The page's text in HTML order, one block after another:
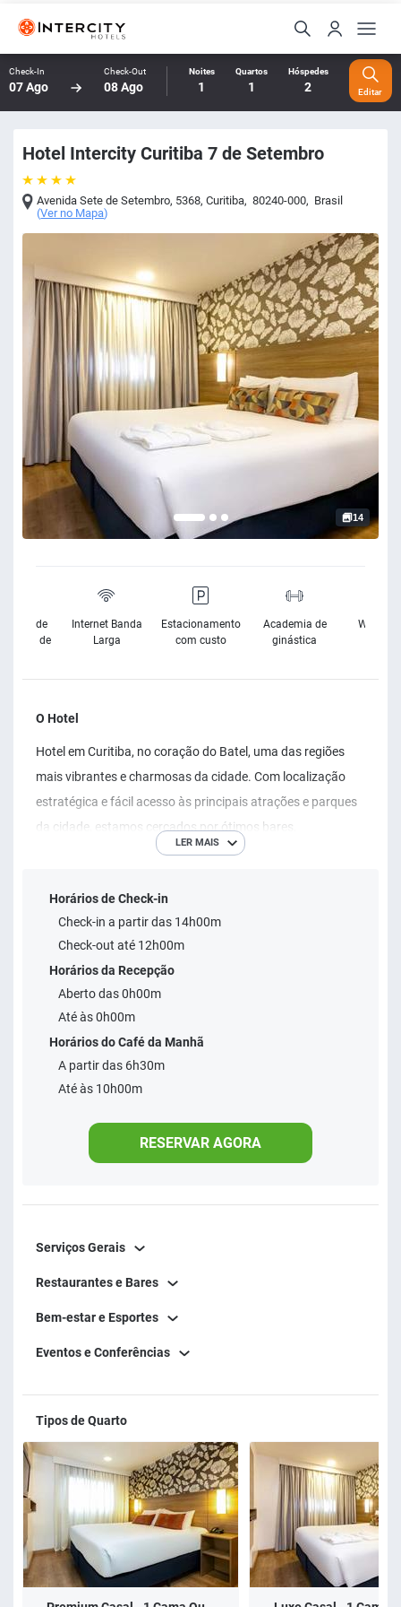
Check-In
07 Ago
Check-Out
08 Ago
Noites
1
Quartos
1
Hóspedes
2 Editar
Hotel Intercity Curitiba 7 de Setembro
Avenida Sete de Setembro, 5368,Curitiba, 80240-000, Brasil
(Ver no Mapa)
14
de
Internet Banda
Larga
Estacionamento
com custo
Academia de
ginástica
Wifi
O Hotel
Hotel em Curitiba, no coração do Batel, uma das regiões
mais vibrantes e charmosas da cidade. Com localização
estratégica e fácil acesso às principais atrações e parques
da cidade, estamos cercados por ótimos bares,
restaurantes, shoppings e opções de lazer para todos os
com sala de estar, mini cozinha e sacada. Aproveite para
começar bem o dia com um café da manhã saboroso, tudo
pensado para oferecer mais conforto e praticidade durante
toda a sua hospedagem.
LER MAIS
Horários de Check-in
Check-in a partir das 14h00m
Check-out até 12h00m
Horários da Recepção
Aberto das 0h00m
Até às 0h00m
Horários do Café da Manhã
A partir das 6h30m
Até às 10h00m
RESERVAR AGORA
Serviços Gerais
Restaurantes e Bares
Bem-estar e Esportes
Eventos e Conferências
Tipos de Quarto